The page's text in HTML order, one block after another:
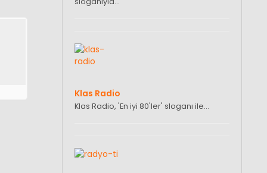
Klas Radio
Klas Radio, 'En iyi 80'ler' sloganı ile…